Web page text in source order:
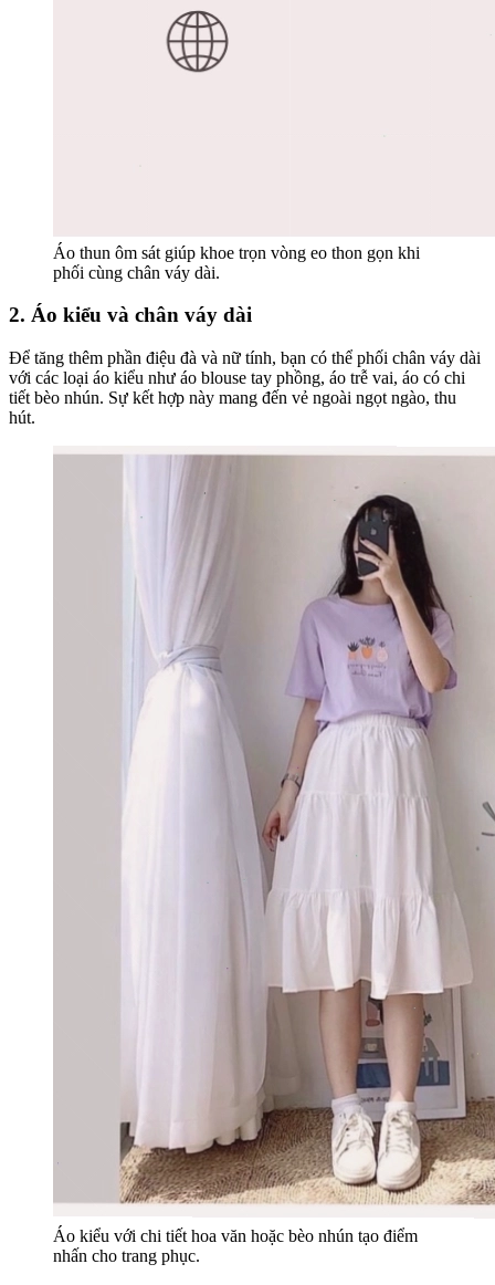
Áo thun ôm sát giúp khoe trọn vòng eo thon gọn khi
phối cùng chân váy dài.
2. Áo kiểu và chân váy dài
Để tăng thêm phần điệu đà và nữ tính, bạn có thể phối chân váy dài
với các loại áo kiểu như áo blouse tay phồng, áo trễ vai, áo có chi
tiết bèo nhún. Sự kết hợp này mang đến vẻ ngoài ngọt ngào, thu
hút.
Áo kiểu với chi tiết hoa văn hoặc bèo nhún tạo điểm
nhấn cho trang phục.